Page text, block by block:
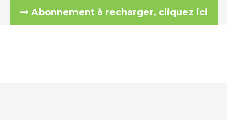
Abonnement à recharger, cliquez ici